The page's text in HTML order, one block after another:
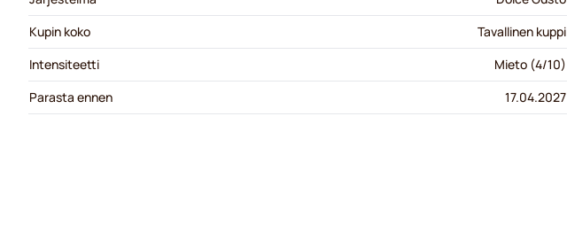
Kupin koko
Tavallinen kuppi
Intensiteetti
Mieto (4/10)
Parasta ennen
17.04.2027